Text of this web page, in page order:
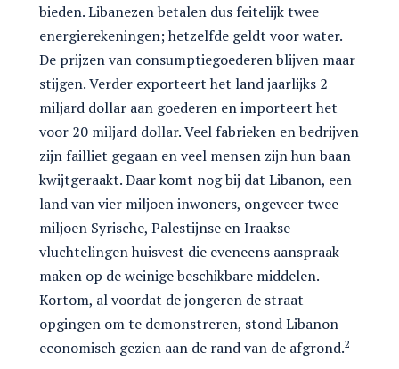
bieden. Libanezen betalen dus feitelijk twee
energierekeningen; hetzelfde geldt voor water.
De prijzen van consumptiegoederen blijven maar
stijgen. Verder exporteert het land jaarlijks 2
miljard dollar aan goederen en importeert het
voor 20 miljard dollar. Veel fabrieken en bedrijven
zijn failliet gegaan en veel mensen zijn hun baan
kwijtgeraakt. Daar komt nog bij dat Libanon, een
land van vier miljoen inwoners, ongeveer twee
miljoen Syrische, Palestijnse en Iraakse
vluchtelingen huisvest die eveneens aanspraak
maken op de weinige beschikbare middelen.
Kortom, al voordat de jongeren de straat
opgingen om te demonstreren, stond Libanon
economisch gezien aan de rand van de afgrond.2